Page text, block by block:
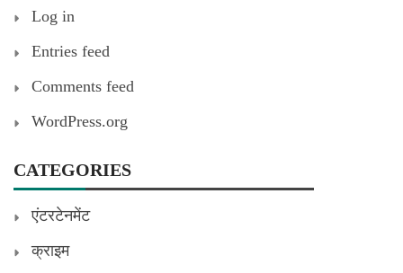
Log in
Entries feed
Comments feed
WordPress.org
CATEGORIES
एंटरटेनमेंट
क्राइम